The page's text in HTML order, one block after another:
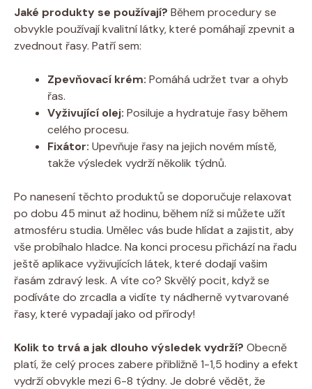
Jaké produkty se používají? Během procedury se
obvykle používají kvalitní látky, které pomáhají zpevnit a
zvednout řasy. Patří sem:
Zpevňovací krém: Pomáhá udržet tvar a ohyb
řas.
Vyživující olej: Posiluje a hydratuje řasy během
celého procesu.
Fixátor: Upevňuje řasy na jejich novém místě,
takže výsledek vydrží několik týdnů.
Po nanesení těchto produktů se doporučuje relaxovat
po dobu 45 minut až hodinu, během níž si můžete užít
atmosféru studia. Umělec vás bude hlídat a zajistit, aby
vše probíhalo hladce. Na konci procesu přichází na řadu
ještě aplikace vyživujících látek, které dodají vašim
řasám zdravý lesk. A víte co? Skvělý pocit, když se
podíváte do zrcadla a vidíte ty nádherně vytvarované
řasy, které vypadají jako od přírody!
Kolik to trvá a jak dlouho výsledek vydrží? Obecně
platí, že celý proces zabere přibližně 1-1,5 hodiny a efekt
vydrží obvykle mezi 6-8 týdny. Je dobré vědět, že